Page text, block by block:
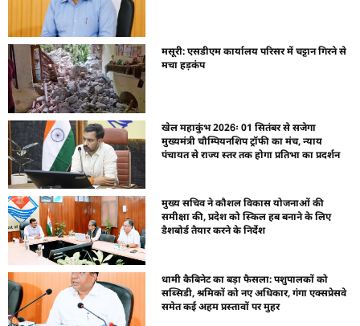
मसूरी: एसडीएम कार्यालय परिसर में चट्टान गिरने से
मचा हड़कंप
खेल महाकुंभ 2026ः 01 सितंबर से सजेगा
मुख्यमंत्री चौम्पियनशिप ट्रॉफी का मंच, न्याय
पंचायत से राज्य स्तर तक होगा प्रतिभा का प्रदर्शन
मुख्य सचिव ने कौशल विकास योजनाओं की
समीक्षा की, प्रदेश को स्किल हब बनाने के लिए
डैशबोर्ड तैयार करने के निर्देश
धामी कैबिनेट का बड़ा फैसला: पशुपालकों को
सब्सिडी, श्रमिकों को नए अधिकार, गंगा एक्सप्रेसवे
समेत कई अहम प्रस्तावों पर मुहर